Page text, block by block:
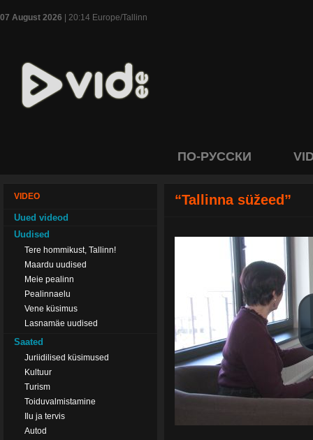
07 August 2026 | 20:14 Europe/Tallinn
ПО-РУССКИ
VIDEO
Uued videod
Uudised
Tere hommikust, Tallinn!
Maardu uudised
Meie pealinn
Pealinnaelu
Vene küsimus
Lasnamäe uudised
Saated
Juriidilised küsimused
Kultuur
Turism
Toiduvalmistamine
Ilu ja tervis
Autod
“Tallinna süžeed”